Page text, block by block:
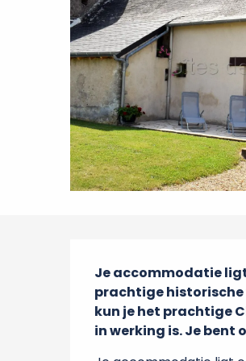
Je accommodatie
prachtige historische
kun je het prachtige
in werking is. Je bent